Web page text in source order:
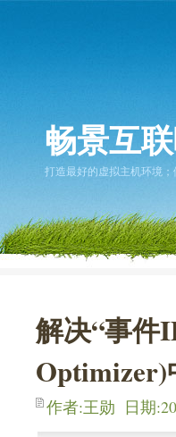
畅景互
打造最好的虚拟主机环境；
解决“事件
Optimizer)
作者:王勋 日期